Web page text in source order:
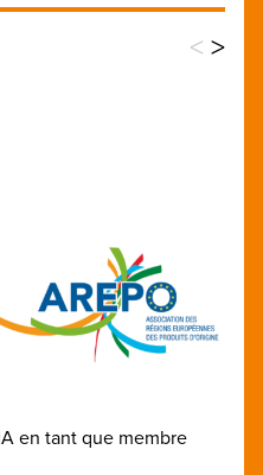
< >
en tant que membre